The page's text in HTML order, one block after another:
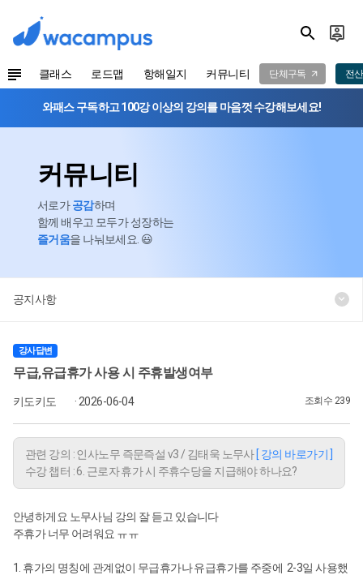
클래스 로드맵 항해일지 커뮤니티 단체구독 전
와패스 구독하고 100강 이상의 강의를 마음껏 수강해보세요!
커뮤니티
서로가공감하며
함께 배우고 모두가 성장하는
즐거움을 나눠보세요. 😃
공지사항
강사답변
무급,유급휴가 사용 시 주휴발생여부
키도키도 · 2026-06-04 조회수 239
관련 강의 : 인사노무 즉문즉설 v3 / 김태욱 노무사 [ 강의 바로가기 ]
수강 챕터 : 6. 근로자 휴가 시 주휴수당을 지급해야 하나요?
안녕하게요 노무사님 강의 잘 듣고 있습니다
주휴가 너무 어려워요 ㅠㅠ
1. 휴가의 명칭에 관계없이 무급휴가나 유급휴가를 주중에 2-3일 사용했